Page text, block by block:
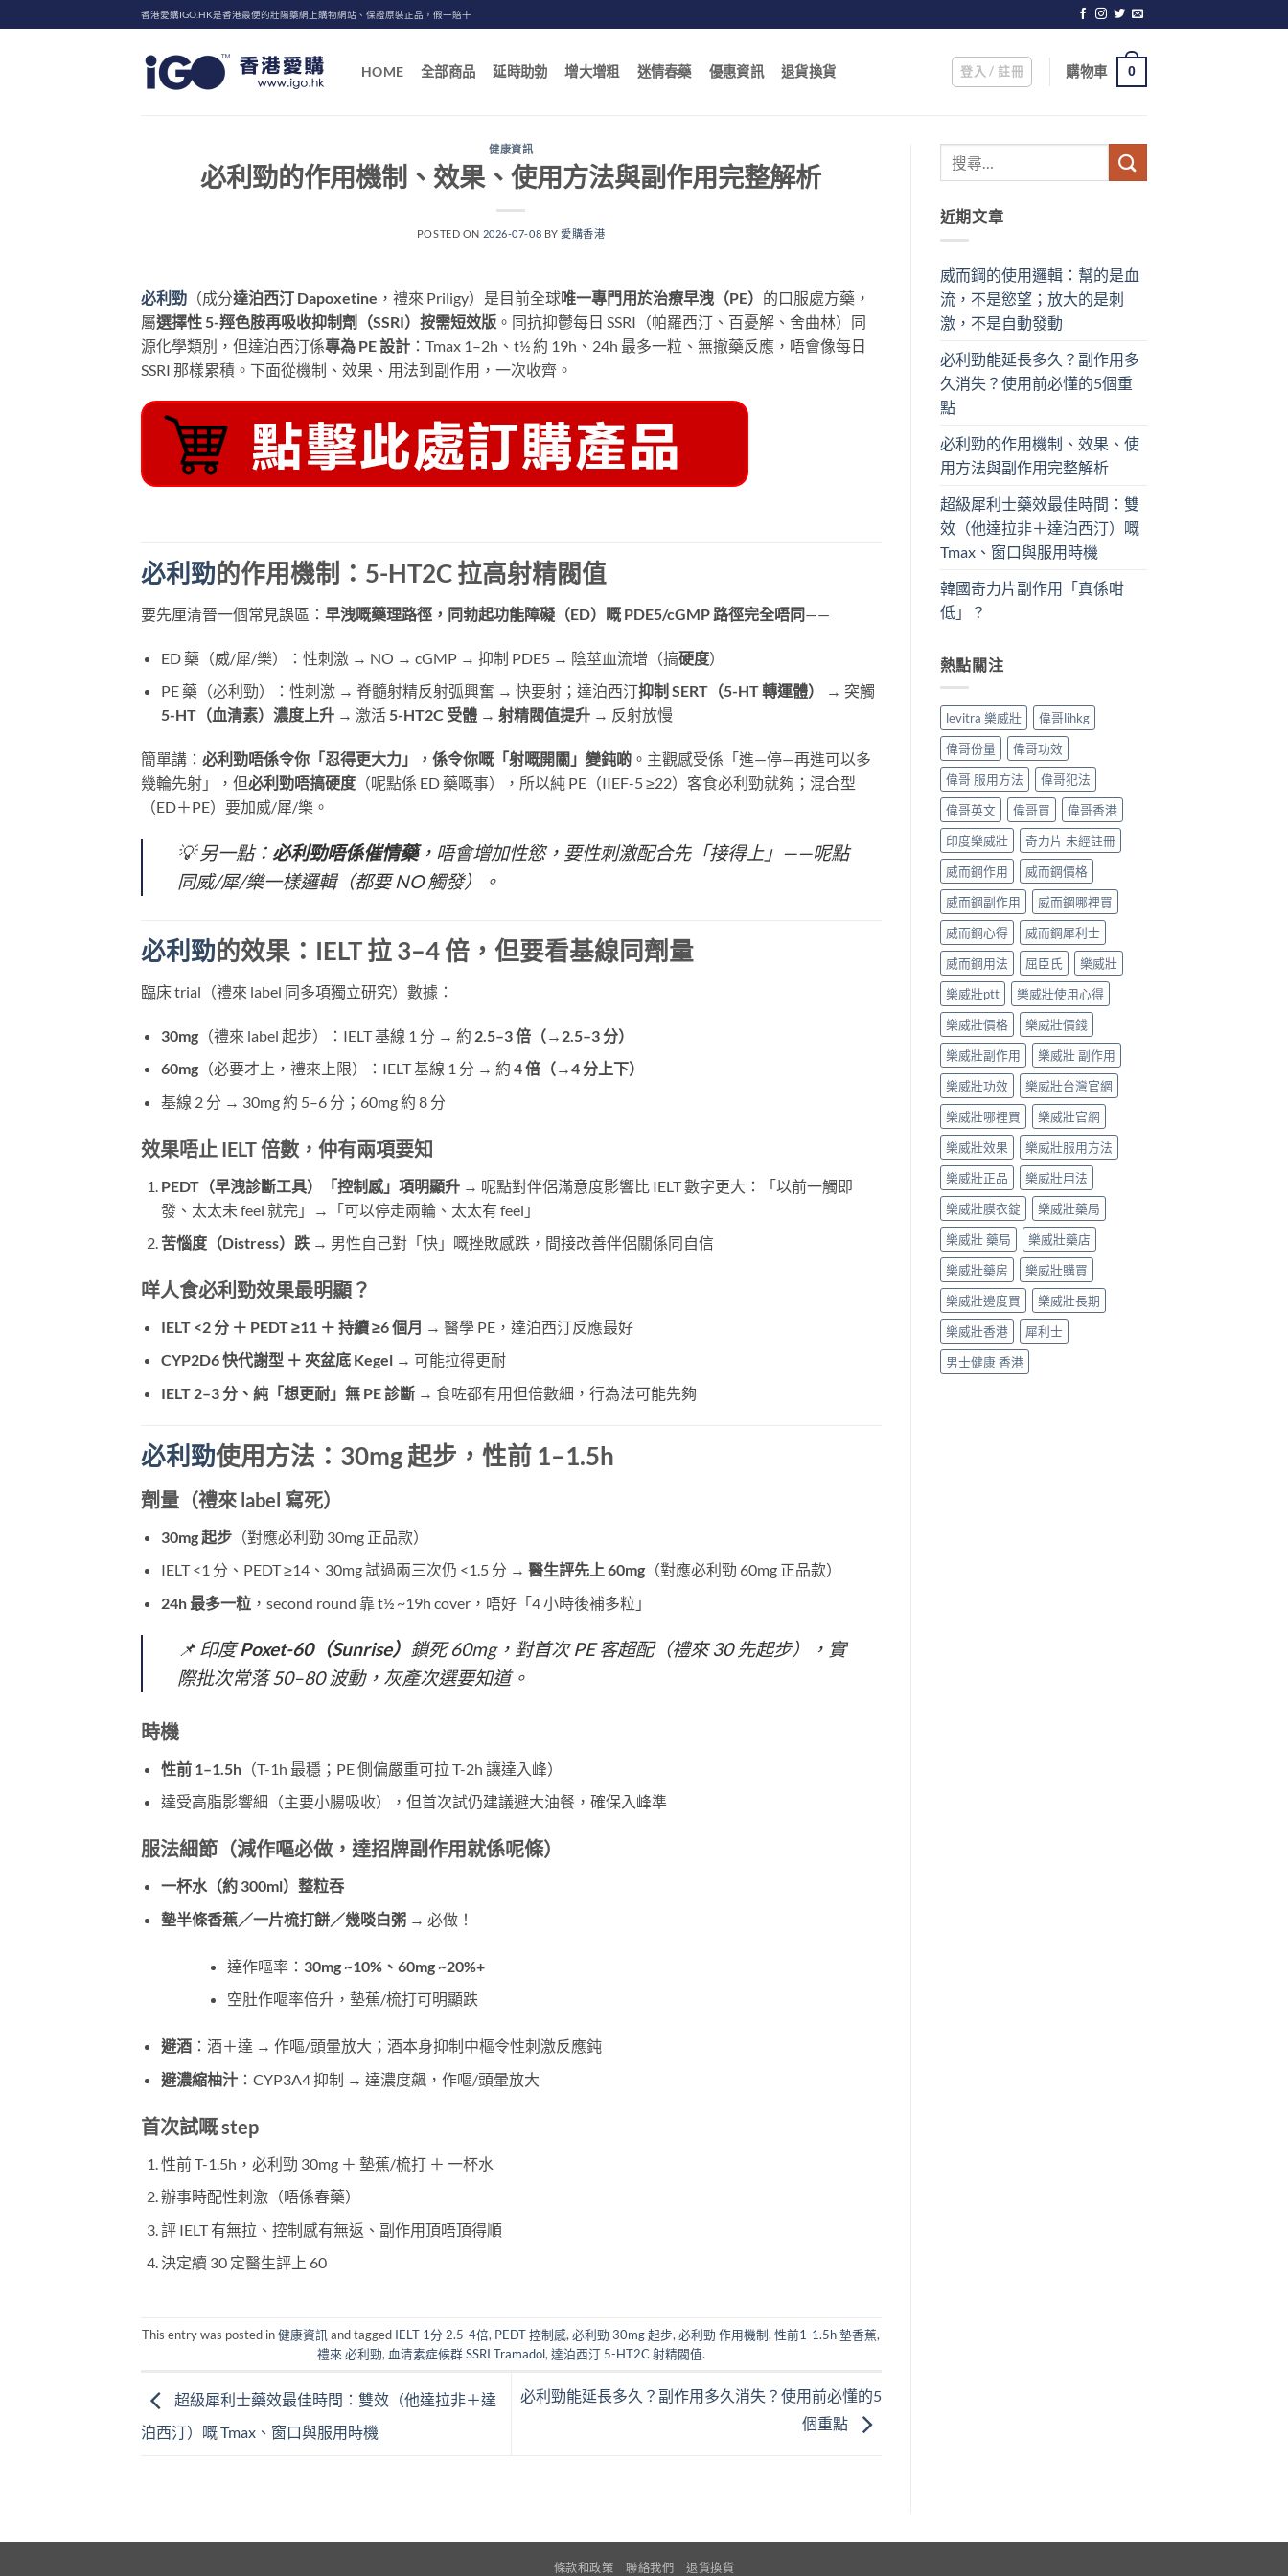
to
香港愛購IGO.HK是香港最便的壯陽藥網上購物網站、保證原裝正品，假一賠十
HOME 全部商品 延時助勃 增大增粗 迷情春藥 優惠資訊 退貨換貨 登入 / 註冊 購物車 0
健康資訊
必利勁的作用機制、效果、使用方法與副作用完整解析
POSTED ON 2026-07-08 BY愛購香港
必利勁 （成分達泊西汀 Dapoxetine ，禮來 Priligy）是目前全球唯一專門用於治療早洩（PE） 的口服處方藥，
屬選擇性 5-羥色胺再吸收抑制劑（SSRI）按需短效版 。同抗抑鬱每日 SSRI（帕羅西汀、百憂解、舍曲林）同
源化學類別，但達泊西汀係專為 PE 設計 ：Tmax 1–2h、t½ 約 19h、24h 最多一粒、無撤藥反應，唔會像每日
SSRI 那樣累積。下面從機制、效果、用法到副作用，一次收齊。
必利勁的作用機制：5-HT2C 拉高射精閥值
要先厘清晉一個常見誤區： 早洩嘅藥理路徑，同勃起功能障礙（ED）嘅 PDE5/cGMP 路徑完全唔同——
ED 藥（威/犀/樂）：性刺激 → NO → cGMP → 抑制 PDE5 → 陰莖血流增（搞硬度）
PE 藥（必利勁）：性刺激 → 脊髓射精反射弧興奮 → 快要射；達泊西汀抑制 SERT（5-HT 轉運體）
​ → 突觸
5-HT（血清素）濃度上升​ → 激活5-HT2C 受體​ → 射精閥值提升​ → 反射放慢
簡單講： 必利勁唔係令你「忍得更大力」，係令你嘅「射嘅開關」變鈍啲 。主觀感受係「進—停—再進可以多
幾輪先射」，但必利勁唔搞硬度 （呢點係 ED 藥嘅事），所以純 PE（IIEF-5 ≥22）客食必利勁就夠；混合型
（ED＋PE）要加威/犀/樂。
💡 另一點： 必利勁唔係催情藥，唔會增加性慾，要性刺激配合先「接得上」——呢點
同威/犀/樂一樣邏輯（都要 NO 觸發）。
必利勁的效果：IELT 拉 3–4 倍，但要看基線同劑量
臨床 trial（禮來 label 同多項獨立研究）數據：
30mg（禮來 label 起步）：IELT 基線 1 分 → 約 2.5–3 倍（→2.5–3 分）
60mg（必要才上，禮來上限）：IELT 基線 1 分 → 約 4 倍（→4 分上下）
基線 2 分 → 30mg 約 5–6 分；60mg 約 8 分
效果唔止 IELT 倍數，仲有兩項要知
PEDT（早洩診斷工具）「控制感」項明顯升​ → 呢點對伴侶滿意度影響比 IELT 數字更大：「以前一觸即
發、太太未 feel 就完」→「可以停走兩輪、太太有 feel」
苦惱度（Distress）跌​ → 男性自己對「快」嘅挫敗感跌，間接改善伴侶關係同自信
咩人食必利勁效果最明顯？
IELT <2 分 ＋ PEDT ≥11 ＋ 持續 ≥6 個月 ​ → 醫學 PE，達泊西汀反應最好
CYP2D6 快代謝型 ＋ 夾盆底 Kegel​ → 可能拉得更耐
IELT 2–3 分、純「想更耐」無 PE 診斷​ → 食咗都有用但倍數細，行為法可能先夠
必利勁使用方法：30mg 起步，性前 1–1.5h
劑量（禮來 label 寫死）
30mg 起步（對應必利勁 30mg 正品款）
IELT <1 分、PEDT ≥14、30mg 試過兩三次仍 <1.5 分 → 醫生評先上 60mg（對應必利勁 60mg 正品款）
24h 最多一粒，second round 靠 t½ ~19h cover，唔好「4 小時後補多粒」
📌 印度Poxet-60（Sunrise） 鎖死 60mg，對首次 PE 客超配（禮來 30 先起步），實
際批次常落 50–80 波動，灰產次選要知道。
時機
性前 1–1.5h（T-1h 最穩；PE 側偏嚴重可拉 T-2h 讓達入峰）
達受高脂影響細（主要小腸吸收），但首次試仍建議避大油餐，確保入峰準
服法細節（減作嘔必做，達招牌副作用就係呢條）
一杯水（約 300ml）整粒吞
墊半條香蕉／一片梳打餅／幾啖白粥​ → 必做！
達作嘔率： 30mg ~10%、60mg ~20%+
空肚作嘔率倍升，墊蕉/梳打可明顯跌
避酒：酒＋達 → 作嘔/頭暈放大；酒本身抑制中樞令性刺激反應鈍
避濃縮柚汁：CYP3A4 抑制 → 達濃度飆，作嘔/頭暈放大
首次試嘅 step
性前 T-1.5h，必利勁 30mg ＋ 墊蕉/梳打 ＋ 一杯水
辦事時配性刺激（唔係春藥）
評 IELT 有無拉、控制感有無返、副作用頂唔頂得順
決定續 30 定醫生評上 60
This entry was posted in健康資訊 and tagged IELT 1分 2.5-4倍, PEDT 控制感,必利勁 30mg 起步,必利勁 作用機制,性前1-1.5h 墊香蕉,
禮來 必利勁, 血清素症候群 SSRI Tramadol, 達泊西汀 5-HT2C 射精閥值.
超級犀利士藥效最佳時間：雙效（他達拉非＋達
泊西汀）嘅 Tmax、窗口與服用時機
必利勁能延長多久？副作用多久消失？使用前必懂的5
個重點
近期文章
威而鋼的使用邏輯：幫的是血
流，不是慾望；放大的是刺
激，不是自動發動
必利勁能延長多久？副作用多
久消失？使用前必懂的5個重
點
必利勁的作用機制、效果、使
用方法與副作用完整解析
超級犀利士藥效最佳時間：雙
效（他達拉非＋達泊西汀）嘅
Tmax、窗口與服用時機
韓國奇力片副作用「真係咁
低」？
熱點關注
levitra 樂威壯
偉哥lihkg
偉哥份量
偉哥功效
偉哥 服用方法
偉哥犯法
偉哥英文
偉哥買
偉哥香港
印度樂威壯
奇力片 未經註冊
威而鋼作用
威而鋼價格
威而鋼副作用
威而鋼哪裡買
威而鋼心得
威而鋼犀利士
威而鋼用法
屈臣氏
樂威壯
樂威壯ptt
樂威壯使用心得
樂威壯價格
樂威壯價錢
樂威壯副作用
樂威壯 副作用
樂威壯功效
樂威壯台灣官網
樂威壯哪裡買
樂威壯官網
樂威壯效果
樂威壯服用方法
樂威壯正品
樂威壯用法
樂威壯膜衣錠
樂威壯藥局
樂威壯 藥局
樂威壯藥店
樂威壯藥房
樂威壯購買
樂威壯邊度買
樂威壯長期
樂威壯香港
犀利士
男士健康 香港
條款和政策 聯絡我們 退貨換貨